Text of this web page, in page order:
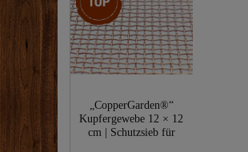
„CopperGarden®“
Kupfergewebe 12 × 12
cm | Schutzsieb für